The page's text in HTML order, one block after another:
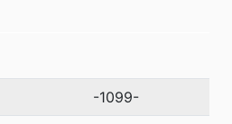
-1099-